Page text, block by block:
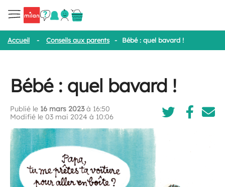
Accueil - Conseils aux parents - Bébé : quel bavard !
Bébé : quel bavard !
Publié le 16 mars 2023à 16:50
Modifié le 03 mai 2024 à 10:06